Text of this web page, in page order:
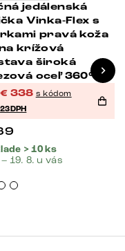
jedálenská
Vinka-Flex s
pravá koža
krížová
široká
oceľ 360°
vrecková
€ 338 s kódom
23DPH
> 10 ks
19. 8. u vás